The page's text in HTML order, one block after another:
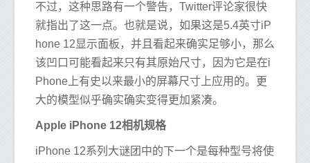
不过，这种思路有一个警告，Twitter评论家很快
就指出了这一点。也就是说，如果这是5.4英寸iP
hone 12显示面板，并且看起来确实足够小，那么
该凹口可能看起来只有其原始尺寸，因为它是在i
Phone上有史以来最小的屏幕尺寸上应用的。更
大的模型似乎确实确实变得更加紧凑。
Apple iPhone 12相机规格
iPhone 12系列大谜团中的下一个是每种型号将使